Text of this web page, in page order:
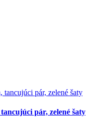
pár, zelené šaty